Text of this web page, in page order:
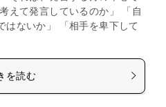
えて発言しているのか」 「自
はないか」 「相手を卑下して
を読む